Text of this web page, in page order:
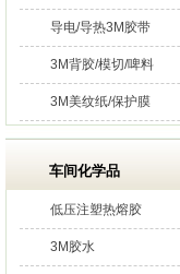
导电/导热3M胶带
3M背胶/模切/啤料
3M美纹纸/保护膜
车间化学品
低压注塑热熔胶
3M胶水